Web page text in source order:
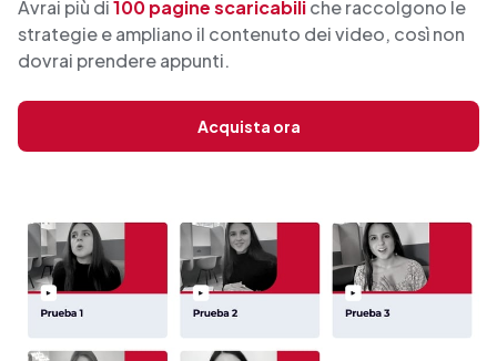
Avrai più di100 pagine scaricabiliche raccolgono le
strategie e ampliano il contenuto dei video, così non
dovrai prendere appunti.
Acquista ora